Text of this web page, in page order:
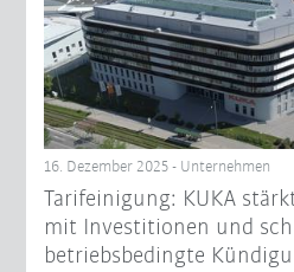
16. Dezember 2025 - Unternehmen
Tarifeinigung: KUKA
mit Investitionen und
betriebsbedingte